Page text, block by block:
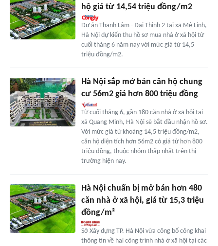
hộ giá từ 14,54 triệu đồng/m2
Dự án Thanh Lâm - Đại Thịnh 2 tại xã Mê Linh,
Hà Nội dự kiến thu hồ sơ mua nhà ở xã hội từ
cuối tháng 6 năm nay với mức giá từ 14,5
triệu đồng/m2.
Hà Nội sắp mở bán căn hộ chung
cư 56m2 giá hơn 800 triệu đồng
Từ cuối tháng 6, gần 180 căn nhà ở xã hội tại
xã Quang Minh, Hà Nội sẽ bắt đầu nhận hồ sơ.
Với mức giá từ khoảng 14,5 triệu đồng/m2,
căn hộ diện tích hơn 56m2 có giá từ hơn 800
triệu đồng, thuộc nhóm thấp nhất trên thị
trường hiện nay.
Hà Nội chuẩn bị mở bán hơn 480
căn nhà ở xã hội, giá từ 15,3 triệu
đồng/m²
Sở Xây dựng TP. Hà Nội vừa công bố công khai
thông tin về hai công trình nhà ở xã hội tại các